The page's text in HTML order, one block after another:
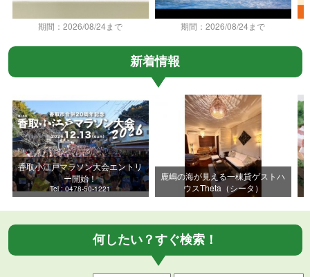
新着情報
香取小江戸マラソン大会エントリ
ー開始！
Tel : 0478-50-1221
鹿嶋の海が見える一棟貸ゲストハ
ウスTheta（シータ）
何したい？すぐ検索！
期間：2026/08/24まで 期間：2026/08/24まで